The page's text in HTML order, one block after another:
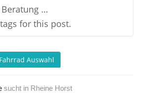
Beratung …
for this post.
Auswahl
sucht in Rheine Horst